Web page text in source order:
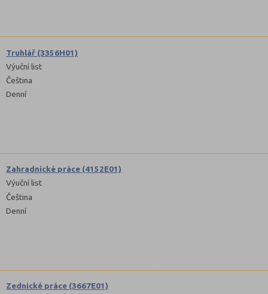
Truhlář (3356H01)
Výuční list
Čeština
Denní
Zahradnické práce (4152E01)
Výuční list
Čeština
Denní
Zednické práce (3667E01)